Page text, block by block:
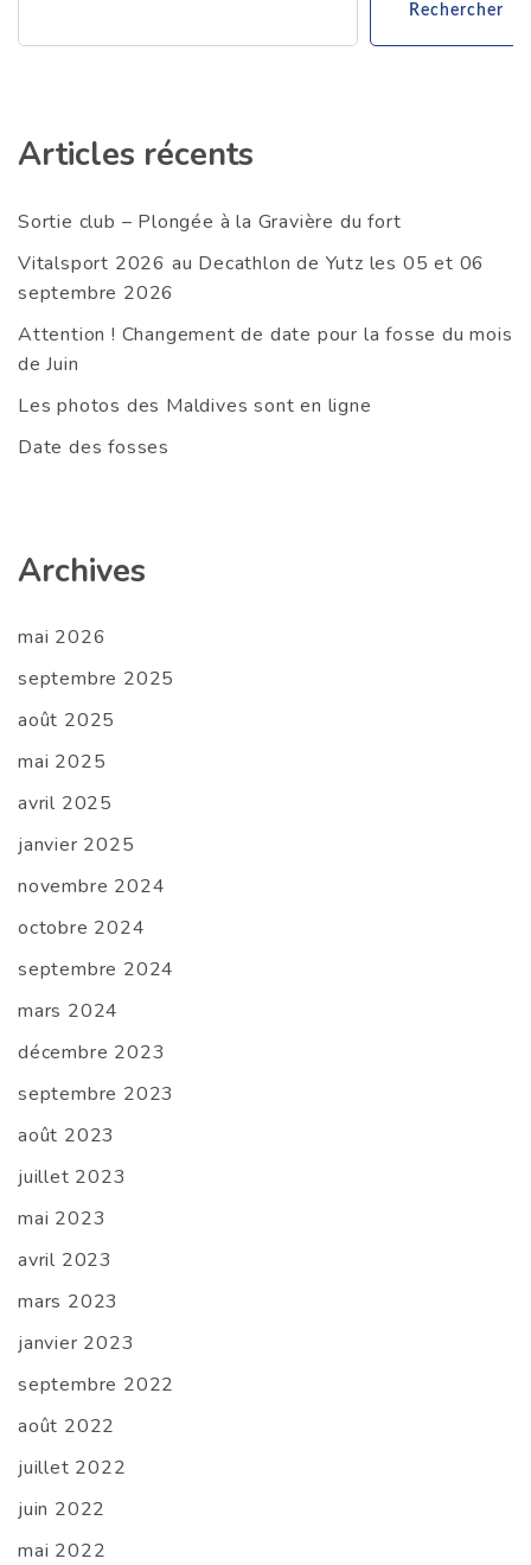
Rechercher
Articles récents
Sortie club – Plongée à la Gravière du fort
Vitalsport 2026 au Decathlon de Yutz les 05 et 06
septembre 2026
Attention ! Changement de date pour la fosse du mois
de Juin
Les photos des Maldives sont en ligne
Date des fosses
Archives
mai 2026
septembre 2025
août 2025
mai 2025
avril 2025
janvier 2025
novembre 2024
octobre 2024
septembre 2024
mars 2024
décembre 2023
septembre 2023
août 2023
juillet 2023
mai 2023
avril 2023
mars 2023
janvier 2023
septembre 2022
août 2022
juillet 2022
juin 2022
mai 2022